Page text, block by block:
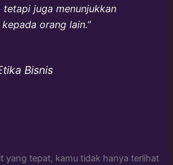
tetapi juga menunjukkan
orang lain.”
Bisnis
yang tepat, kamu tidak hanya terlihat